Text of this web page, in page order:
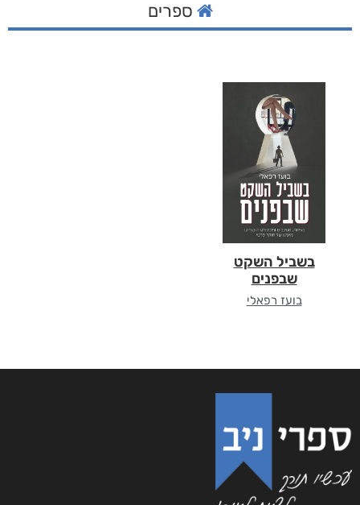
ספרים
בשביל השקט
שבפנים
בועז רפאלי